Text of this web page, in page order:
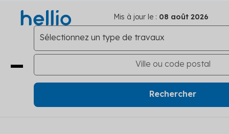
Mis à jour le : 08 août 2026